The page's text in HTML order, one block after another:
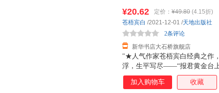
"★人气作家苍梧宾白经典之作
浮，生平写尽——“报君黄金台
负天下人，他不负他★凡有所
哭，十二载光阴，岁如长河，
¥20.62 定价： ¥49.80 (4.15折)
新华书店大石桥旗舰店
2条评论
苍梧宾白 /2021-12-01 /天地出版社
加入购物车 收藏